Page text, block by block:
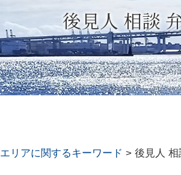
後見人 相談
エリアに関するキーワード > 後見人